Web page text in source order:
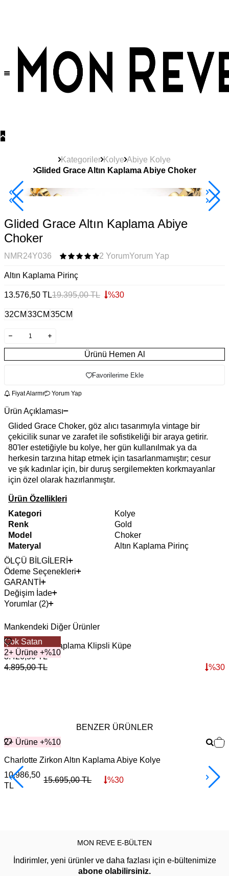
Kategoriler Kolye Abiye Kolye
Glided Grace Altın Kaplama Abiye Choker
2+ Ürüne +%10
Glided Grace Altın Kaplama Abiye
Choker
NMR24Y036 2 YorumYorum Yap
Altın Kaplama Pirinç
13.576,50 TL19.395,00TL %30
32CM 33CM 35CM
Ürünü Hemen Al
Favorilerime Ekle
Fiyat Alarmı Yorum Yap
Ürün Açıklaması
Glided Grace Choker, göz alıcı tasarımıyla vintage bir
çekicilik sunar ve zarafet ile sofistikeliği bir araya getirir.
80'ler estetiğiyle bu kolye, her gün kullanılmak ya da
herkesin tarzına hitap etmek için tasarlanmamıştır; cesur
ve şık kadınlar için, bir duruş sergilemekten korkmayanlar
için özel olarak hazırlanmıştır.
Ürün Özellikleri
Kategori
Kolye
Renk
Gold
Model
Choker
Materyal
Altın Kaplama Pirinç
ÖLÇÜ BİLGİLERİ
Ödeme Seçenekleri
GARANTİ
Değişim İade
Yorumlar (2)
Mankendeki Diğer Ürünler
Çok Satan
2+ Ürüne +%10
Banana Altın Kaplama Klipsli Küpe
3.426,50TL
4.895,00TL %30
BENZER ÜRÜNLER
2+ Ürüne +%10
Charlotte Zirkon Altın Kaplama Abiye Kolye
10.986,50
TL
15.695,00TL %30
MON REVE E-BÜLTEN
İndirimler, yeni ürünler ve daha fazlası için e-bültenimize
abone olabilirsiniz.